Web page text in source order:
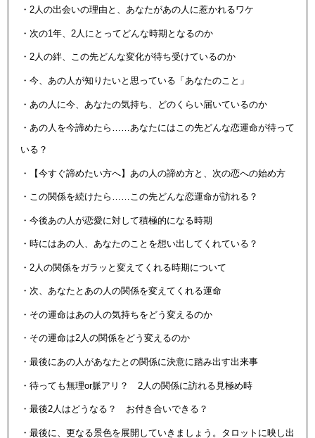
・2人の出会いの理由と、あなたがあの人に惹かれるワケ
・次の1年、2人にとってどんな時期となるのか
・2人の絆、この先どんな変化が待ち受けているのか
・今、あの人が知りたいと思っている「あなたのこと」
・あの人に今、あなたの気持ち、どのくらい届いているのか
・あの人を今諦めたら……あなたにはこの先どんな恋運命が待って
いる？
・【今すぐ諦めたい方へ】あの人の諦め方と、次の恋への始め方
・この関係を続けたら……この先どんな恋運命が訪れる？
・今後あの人が恋愛に対して積極的になる時期
・時にはあの人、あなたのことを想い出してくれている？
・2人の関係をガラッと変えてくれる時期について
・次、あなたとあの人の関係を変えてくれる運命
・その運命はあの人の気持ちをどう変えるのか
・その運命は2人の関係をどう変えるのか
・最後にあの人があなたとの関係に決意に踏み出す出来事
・待っても無理or脈アリ？ 2人の関係に訪れる見極め時
・最後2人はどうなる？ お付き合いできる？
・最後に、更なる景色を展開していきましょう。タロットに映し出